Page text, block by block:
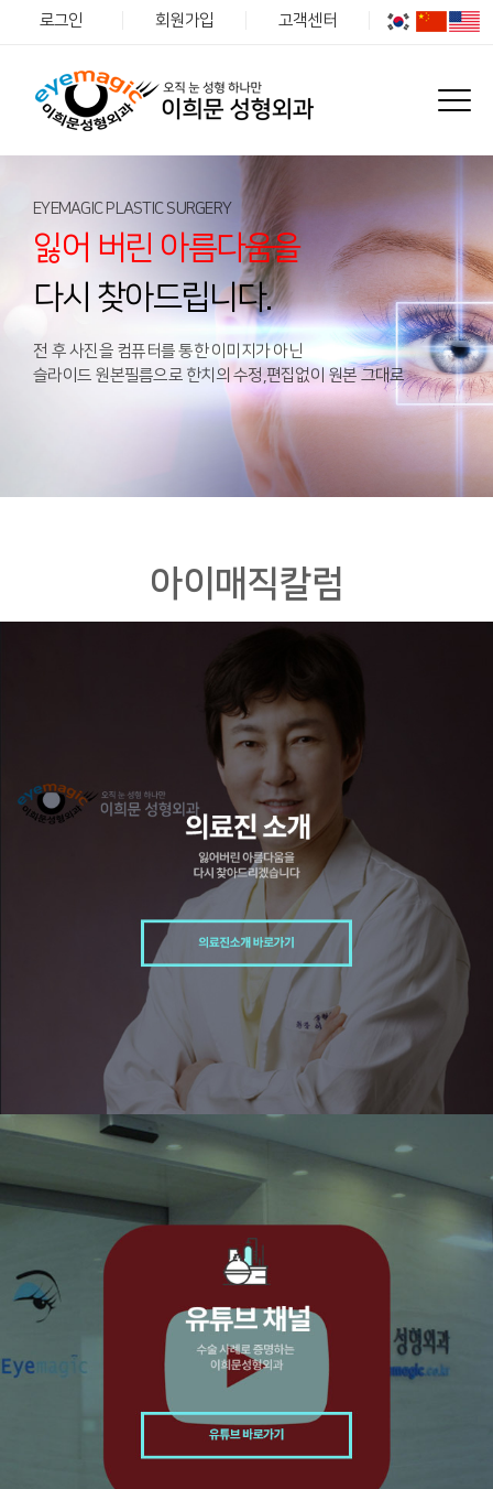
로그인 회원가입 고객센터
EYEMAGIC PLASTIC SURGERY
잃어 버린 아름다움을
다시 찾아드립니다.
전 후 사진을 컴퓨터를 통한 이미지가 아닌
슬라이드 원본필름으로 한치의 수정,편집없이 원본 그대로
아이매직칼럼